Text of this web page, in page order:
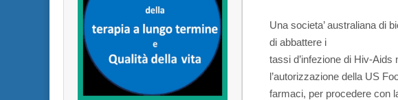
Una societa’ australiana di
di abbattere i
tassi d’infezione di Hiv-Aids
l’autorizzazione della US
farmaci, per procedere con